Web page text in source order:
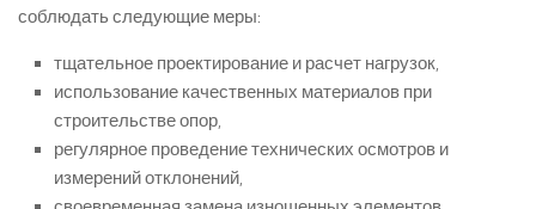
соблюдать следующие меры:
тщательное проектирование и расчет нагрузок,
использование качественных материалов при
строительстве опор,
регулярное проведение технических осмотров и
измерений отклонений,